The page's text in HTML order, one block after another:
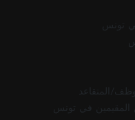
تونس
المتقاعد
المقيمين في تونس